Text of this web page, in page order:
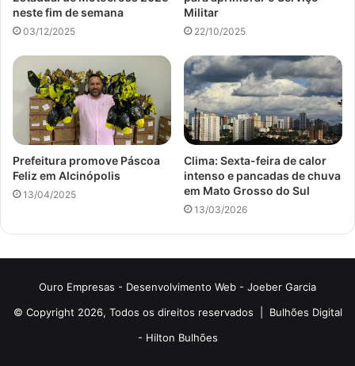
neste fim de semana
03/12/2025
Militar
22/10/2025
Prefeitura promove Páscoa
Feliz em Alcinópolis
13/04/2025
Clima: Sexta-feira de calor
intenso e pancadas de chuva
em Mato Grosso do Sul
13/03/2026
Ouro Empresas - Desenvolvimento Web - Joeber Garcia
© Copyright 2026, Todos os direitos reservados | Bulhões Digital
- Hilton Bulhões